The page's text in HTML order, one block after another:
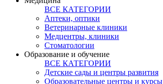
ВСЕ КАТЕГОРИИ
Аптеки, оптики
Ветеринарные клиники
Медцентры, клиники
Стоматологии
Образование и обучение
ВСЕ КАТЕГОРИИ
Детские сады и центры развития
Образовательные центры и курсы